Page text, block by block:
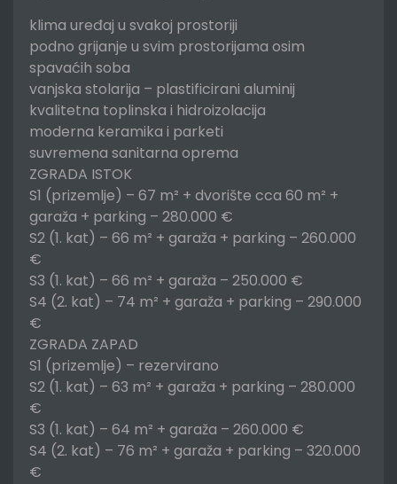
klima uređaj u svakoj prostoriji
podno grijanje u svim prostorijama osim
spavaćih soba
vanjska stolarija – plastificirani aluminij
kvalitetna toplinska i hidroizolacija
moderna keramika i parketi
suvremena sanitarna oprema
ZGRADA ISTOK
S1 (prizemlje) – 67 m² + dvorište cca 60 m² +
garaža + parking – 280.000 €
S2 (1. kat) – 66 m² + garaža + parking – 260.000
€
S3 (1. kat) – 66 m² + garaža – 250.000 €
S4 (2. kat) – 74 m² + garaža + parking – 290.000
€
ZGRADA ZAPAD
S1 (prizemlje) – rezervirano
S2 (1. kat) – 63 m² + garaža + parking – 280.000
€
S3 (1. kat) – 64 m² + garaža – 260.000 €
S4 (2. kat) – 76 m² + garaža + parking – 320.000
€